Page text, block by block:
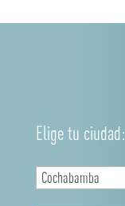
Elige tu ciudad: